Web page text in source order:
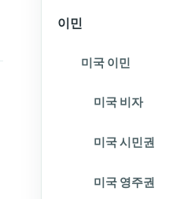
이민
미국 이민
미국 비자
미국 시민권
미국 영주권